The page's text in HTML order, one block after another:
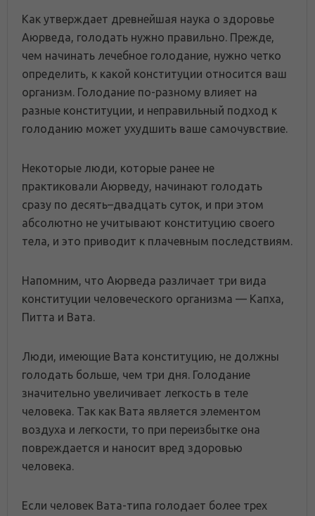
Как утверждает древнейшая наука о здоровье
Аюрведа, голодать нужно правильно. Прежде,
чем начинать лечебное голодание, нужно четко
определить, к какой конституции относится ваш
организм. Голодание по-разному влияет на
разные конституции, и неправильный подход к
голоданию может ухудшить ваше самочувствие.
Некоторые люди, которые ранее не
практиковали Аюрведу, начинают голодать
сразу по десять–двадцать суток, и при этом
абсолютно не учитывают конституцию своего
тела, и это приводит к плачевным последствиям.
Напомним, что Аюрведа различает три вида
конституции человеческого организма — Капха,
Питта и Вата.
Люди, имеющие Вата конституцию, не должны
голодать больше, чем три дня. Голодание
значительно увеличивает легкость в теле
человека. Так как Вата является элементом
воздуха и легкости, то при переизбытке она
повреждается и наносит вред здоровью
человека.
Если человек Вата-типа голодает более трех